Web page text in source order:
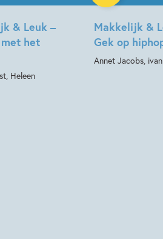
& Leuk –
het
Heleen
Makkelijk &
Gek op
Annet Jacobs,